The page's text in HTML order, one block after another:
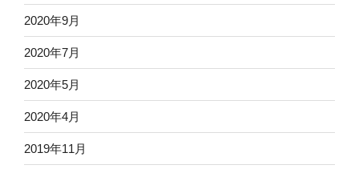
2020年9月
2020年7月
2020年5月
2020年4月
2019年11月